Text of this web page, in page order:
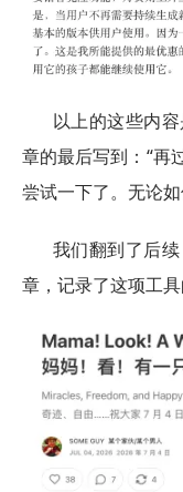
以上的这些内
章的最后写到：“再
尝试一下了。无论
我们翻到了后
章，记录了这项工具